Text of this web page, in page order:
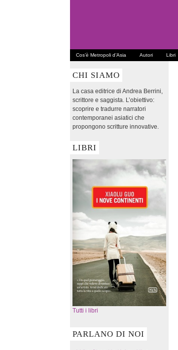
Cos’è Metropoli d’Asia Autori Libri
CHI SIAMO
La casa editrice di Andrea Berrini,
scrittore e saggista. L’obiettivo:
scoprire e tradurre narratori
contemporanei asiatici che
propongono scritture innovative.
LIBRI
Tutti i libri
PARLANO DI NOI